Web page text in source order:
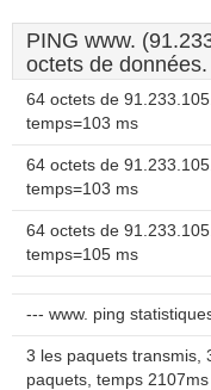
PING www.
octets de données.
64 octets de
temps=103 ms
64 octets de
temps=103 ms
64 octets de
temps=105 ms
--- www. ping
3 les paquets transmis,
paquets, temps 2107ms